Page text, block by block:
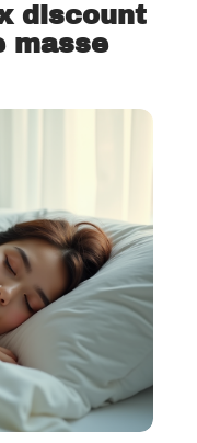
discount
masse